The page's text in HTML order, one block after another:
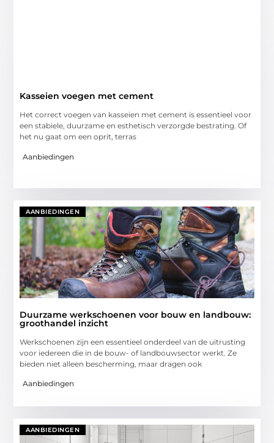
Kasseien voegen met cement
Het correct voegen van kasseien met cement is essentieel voor
een stabiele, duurzame en esthetisch verzorgde bestrating. Of
het nu gaat om een oprit, terras
Aanbiedingen
AANBIEDINGEN
Duurzame werkschoenen voor bouw en landbouw:
groothandel inzicht
Werkschoenen zijn een essentieel onderdeel van de uitrusting
voor iedereen die in de bouw- of landbouwsector werkt. Ze
bieden niet alleen bescherming, maar dragen ook
Aanbiedingen
AANBIEDINGEN